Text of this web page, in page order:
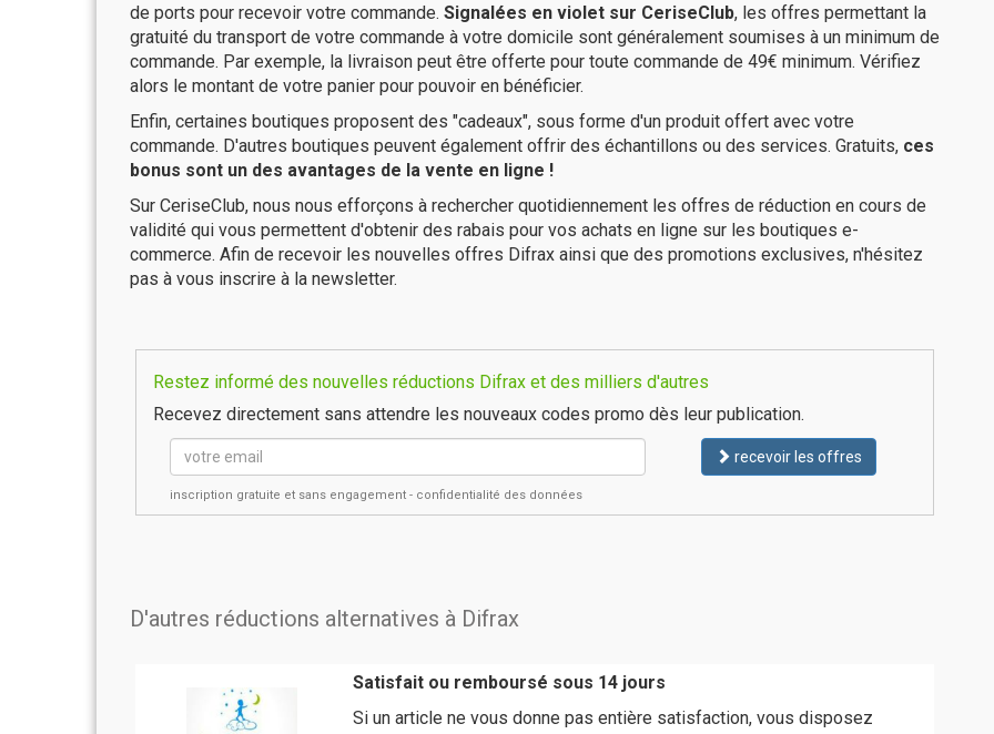
de ports pour recevoir votre commande. Signalées en violet sur CeriseClub, les offres permettant la
gratuité du transport de votre commande à votre domicile sont généralement soumises à un minimum de
commande. Par exemple, la livraison peut être offerte pour toute commande de 49€ minimum. Vérifiez
alors le montant de votre panier pour pouvoir en bénéficier.
Enfin, certaines boutiques proposent des "cadeaux", sous forme d'un produit offert avec votre
commande. D'autres boutiques peuvent également offrir des échantillons ou des services. Gratuits, ces
bonus sont un des avantages de la vente en ligne !
Sur CeriseClub, nous nous efforçons à rechercher quotidiennement les offres de réduction en cours de
validité qui vous permettent d'obtenir des rabais pour vos achats en ligne sur les boutiques e-
commerce. Afin de recevoir les nouvelles offres Difrax ainsi que des promotions exclusives, n'hésitez
pas à vous inscrire à la newsletter.
Restez informé des nouvelles réductions Difrax et des milliers d'autres
Recevez directement sans attendre les nouveaux codes promo dès leur publication.
recevoir les offres
inscription gratuite et sans engagement - confidentialité des données
D'autres réductions alternatives à Difrax
Satisfait ou remboursé sous 14 jours
Si un article ne vous donne pas entière satisfaction, vous disposez